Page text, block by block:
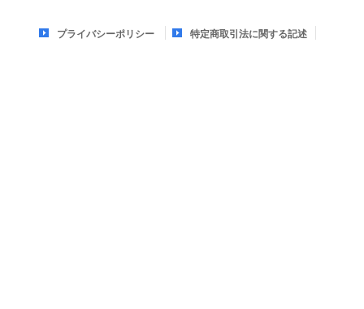
プライバシーポリシー 特定商取引法に関する記述